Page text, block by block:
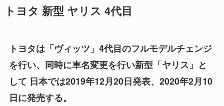
トヨタ 新型 ヤリス 4代目
トヨタは「ヴィッツ」4代目のフルモデルチェンジ
を行い、同時に車名変更を行い新型「ヤリス」と
して 日本では2019年12月20日発表、2020年2月10
日に発売する。